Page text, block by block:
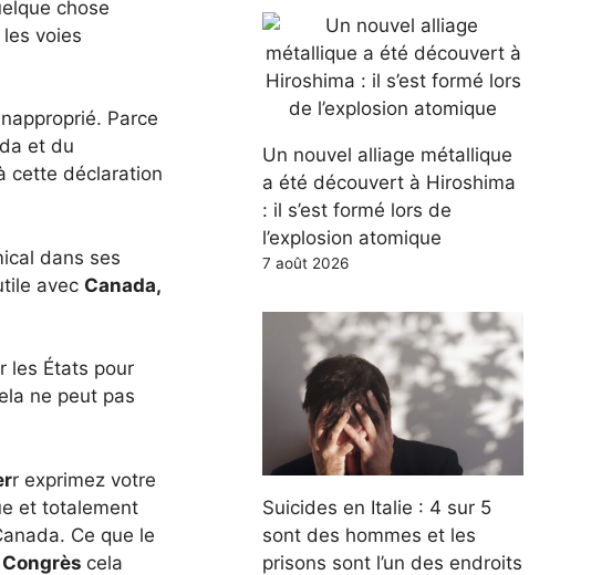
chose
voies
Parce
et du
cette déclaration
dans ses
avec Canada,
les États pour
ne peut pas
r exprimez votre
et totalement
Ce que le
Congrès cela
Un nouvel alliage métallique
a été découvert à Hiroshima
: il s’est formé lors de
l’explosion atomique
7 août 2026
Suicides en Italie : 4 sur 5
sont des hommes et les
prisons sont l’un des endroits